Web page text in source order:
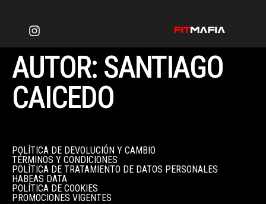
AUTOR: SANTIAGO
CAICEDO
POLÍTICA DE DEVOLUCIÓN Y CAMBIO
TÉRMINOS Y CONDICIONES
POLÍTICA DE TRATAMIENTO DE DATOS PERSONALES
HABEAS DATA
POLÍTICA DE COOKIES
PROMOCIONES VIGENTES